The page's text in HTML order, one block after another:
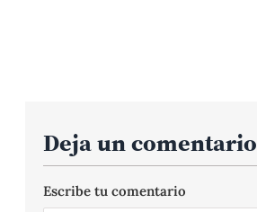
Deja un comentario
Escribe tu comentario